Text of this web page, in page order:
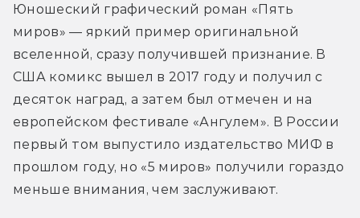
Юношеский графический роман «Пять
миров» — яркий пример оригинальной
вселенной, сразу получившей признание. В
США комикс вышел в 2017 году и получил с
десяток наград, а затем был отмечен и на
европейском фестивале «Ангулем». В России
первый том выпустило издательство МИФ в
прошлом году, но «5 миров» получили гораздо
меньше внимания, чем заслуживают.